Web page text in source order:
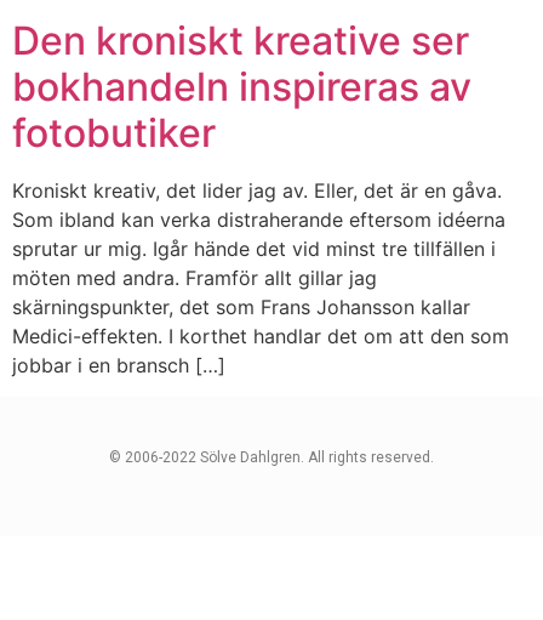
Den kroniskt kreative ser
bokhandeln inspireras av
fotobutiker
Kroniskt kreativ, det lider jag av. Eller, det är en gåva.
Som ibland kan verka distraherande eftersom idéerna
sprutar ur mig. Igår hände det vid minst tre tillfällen i
möten med andra. Framför allt gillar jag
skärningspunkter, det som Frans Johansson kallar
Medici-effekten. I korthet handlar det om att den som
jobbar i en bransch […]
© 2006-2022 Sölve Dahlgren. All rights reserved.